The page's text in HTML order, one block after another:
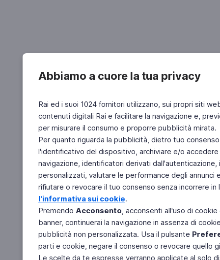
Abbiamo a cuore la tua privacy
Rai ed i suoi 1024 fornitori utilizzano, sui propri siti
contenuti digitali Rai e facilitare la navigazione e,
per misurare il consumo e proporre pubblicità mirata.
Per quanto riguarda la pubblicità, dietro tuo
l'identificativo del dispositivo, archiviare e/o
navigazione, identificatori derivati
personalizzati, valutare le performance degli
rifiutare o revocare il tuo consenso senza incorrere
l'informativa sui cookie.
Premendo Acconsento, acconsenti all'uso di
banner, continuerai la navigazione in assenza di
pubblicità non personalizzata. Usa il pulsante
parti e cookie, negare il consenso o revocare quello
Le scelte da te espresse verranno applicate al solo